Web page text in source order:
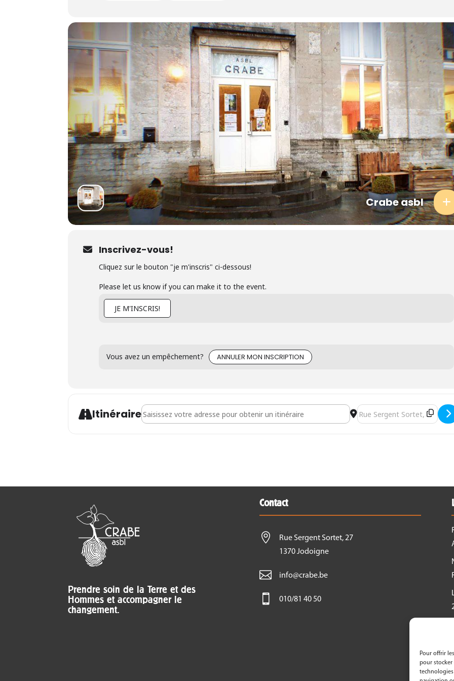
Pour offrir
pour stocker
Crabe asbl
Inscrivez-vous!
Cliquez sur le bouton "je m'inscris" ci-dessous!
Please let us know if you can make it to the event.
JE M'INSCRIS!
Vous avez un empêchement? ANNULER MON INSCRIPTION
ItinéraireAddress - Séance d'informations - Formation "Ouvrier en Parcs et Jardins écologiques"
Destination Address -
Prendre soin de la Terre et des
Hommes et accompagner le
changement.
Contact

Rue Sergent Sortet, 27
1370 Jodoigne
 info@crabe.be
 010/81 40 50